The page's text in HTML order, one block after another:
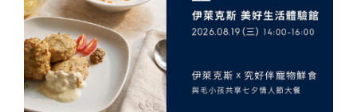
犬貓推廣，讓民眾有更多的機會及管道能夠接觸及認
養犬貓。
許多人持續關心收容所犬貓數增加時的照顧人力問
題，臺北市動物之家服務人力編制22人符合規定，
現有專職負責的獸醫師及工作人員為收容動物醫療照
護、行為訓練、認領養及籠舍清潔等。更為提升收容